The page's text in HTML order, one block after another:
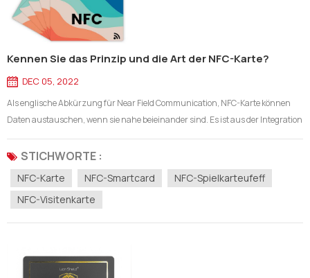
Kennen Sie das Prinzip und die Art der NFC-Karte?
DEC 05, 2022
Als englische Abkürzung für Near Field Communication, NFC-Karte können
Daten austauschen, wenn sie nahe beieinander sind. Es ist aus der Integration
von berührungsloser Radiofrequenzidentifikation (RFID) und
Verbindungstechnologie hervorgegangen. Der Chip integriert die Funktionen
von induktivem Ka...
STICHWORTE :
NFC-Karte NFC-Smartcard
NFC-Spielkarteufeff
NFC-Visitenkarte